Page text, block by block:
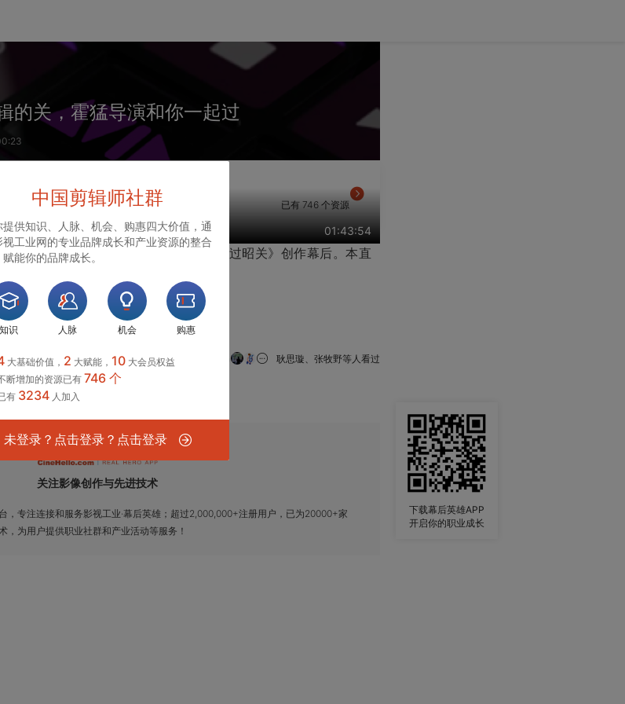
下载幕后英雄APP
开启你的职业成长
的关，霍猛导演和你一起过
已有 746 个资源
01:43:54
期中国剪辑师社群直播 Live ，分享《过昭关》创作幕后。本直
作者 分享
耿思璇、张牧野等人看过
关注影像创作与先进技术
，专注连接和服务影视工业·幕后英雄；超过2,000,000+注册用户，已为20000+家
，为用户提供职业社群和产业活动等服务！
中国剪辑师社群
提供知识、人脉、机会、购惠四大价值，通
视工业网的专业品牌成长和产业资源的整合
赋能你的品牌成长。
知识 人脉 机会 购惠
大基础价值， 2 大赋能， 10 大会员权益
断增加的资源已有 746 个
有 3234 人加入
未登录？点击登录？点击登录